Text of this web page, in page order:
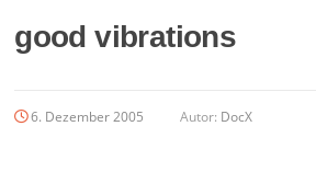
good vibrations
6. Dezember 2005 Autor: DocX